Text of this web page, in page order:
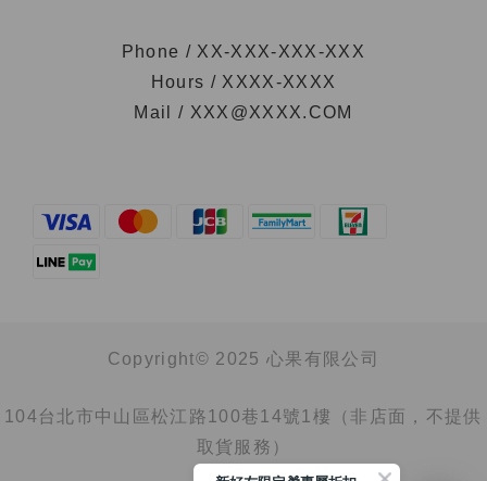
Phone / XX-XXX-XXX-XXX
Hours / XXXX-XXXX
Mail / XXX@XXXX.COM
Copyright© 2025 心果有限公司
104台北市中山區松江路100巷14號1樓（非店面，不提供
取貨服務）